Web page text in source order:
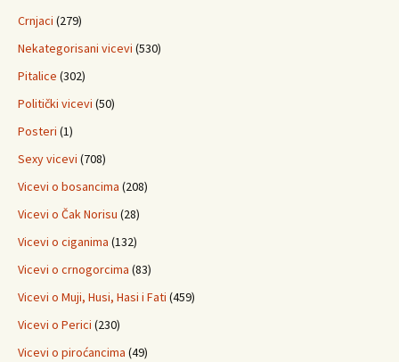
Crnjaci (279)
Nekategorisani vicevi (530)
Pitalice (302)
Politički vicevi (50)
Posteri (1)
Sexy vicevi (708)
Vicevi o bosancima (208)
Vicevi o Čak Norisu (28)
Vicevi o ciganima (132)
Vicevi o crnogorcima (83)
Vicevi o Muji, Husi, Hasi i Fati (459)
Vicevi o Perici (230)
Vicevi o piroćancima (49)